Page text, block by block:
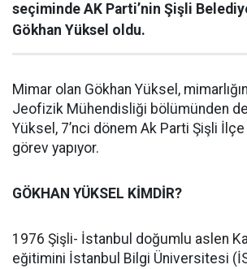
seçiminde AK Parti’nin Şişli
Gökhan Yüksel oldu.
Mimar olan Gökhan Yüksel, mimarlığın
Jeofizik Mühendisliği bölümünden
Yüksel, 7’nci dönem Ak Parti Şişli İlçe
görev yapıyor.
GÖKHAN YÜKSEL KİMDİR?
1976 Şişli- İstanbul doğumlu aslen
eğitimini İstanbul Bilgi Üniversitesi